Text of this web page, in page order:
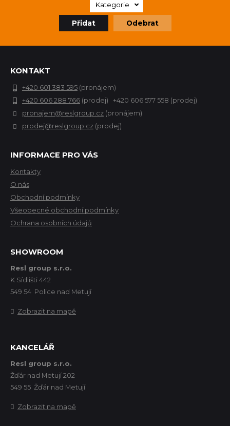
Kategorie
Přidat Odebrat
KONTAKT
+420 601 383 595 (pronájem)
+420 606 288 766 (prodej) +420 606 577 558 (prodej)
pronajem@reslgroup.cz (pronájem)
prodej@reslgroup.cz (prodej)
INFORMACE PRO VÁS
Kontakty
O nás
Obchodní podmínky
Všeobecné obchodní podmínky
Ochrana osobních údajů
SHOWROOM
Resl group s.r.o.
K Sídlišti 442
549 54 Police nad Metují
Zobrazit na mapě
KANCELÁŘ
Resl group s.r.o.
Žďár nad Metují 202
549 55 Žďár nad Metují
Zobrazit na mapě